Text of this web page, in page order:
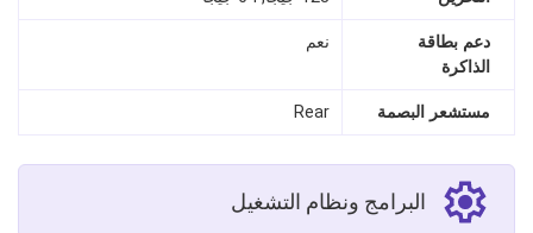
دعم بطاقة
الذاكرة
نعم
مستشعر البصمة Rear
البرامج ونظام التشغيل